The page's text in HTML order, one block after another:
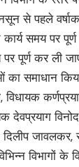
से पहले
समय पर
पर पूर्ण कर
समाधान
देवप्रयाग
जावलकर,
विभागों के